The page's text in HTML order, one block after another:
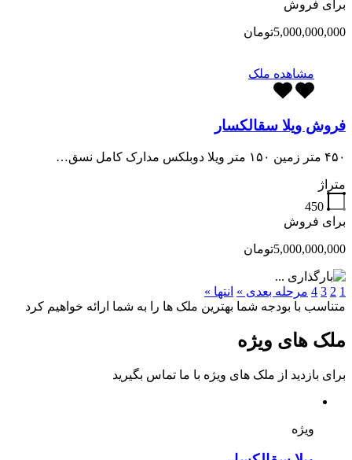
برای فروش
5,000,000,000تومان
مشاهده ملک
فروش ویلا سقالکسار
۴۵۰ متر زمین ۱۵۰ متر ویلا دوبلکس مدارک کامل نسق…
متراژ
450
برای فروش
5,000,000,000تومان
1
2
3
4 مرحله بعدی » انتها »
متناسب با بودجه شما بهترین ملک ها را به شما ارائه خواهیم کرد
ملک های ویژه
برای بازدید از ملک های ویژه با ما تماس بگیرید
ویژه